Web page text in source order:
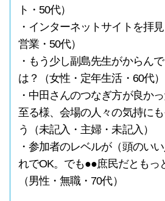
ト・50代）
・インターネットサイトを拝
営業・50代）
・もう少し副島先生がからん
は？（女性・定年生活・60代）
・中田さんのつなぎ方が良か
至る様、会場の人々の気持に
う（未記入・主婦・未記入）
・参加者のレベルが（頭のい
れでOK。でも●●庶民だともっ
（男性・無職・70代）